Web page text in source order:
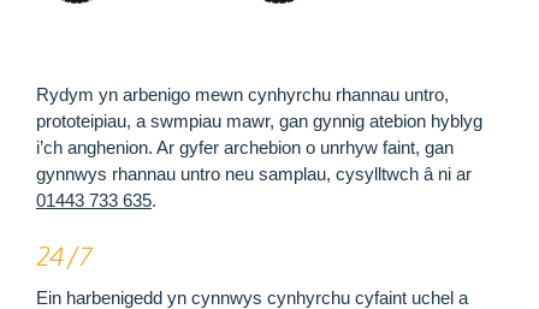
Rydym yn arbenigo mewn cynhyrchu rhannau untro,
prototeipiau, a swmpiau mawr, gan gynnig atebion hyblyg
i’ch anghenion. Ar gyfer archebion o unrhyw faint, gan
gynnwys rhannau untro neu samplau, cysylltwch â ni ar
01443 733 635.
24/7
Ein harbenigedd yn cynnwys cynhyrchu cyfaint uchel a